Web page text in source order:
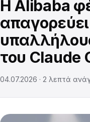
Η Alibaba
του Claude
04.07.2026 · 2 λεπτά